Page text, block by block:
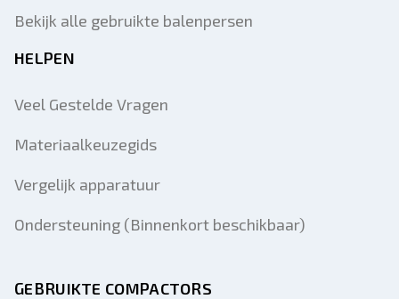
Bekijk alle gebruikte balenpersen
HELPEN
Veel Gestelde Vragen
Materiaalkeuzegids
Vergelijk apparatuur
Ondersteuning (Binnenkort beschikbaar)
GEBRUIKTE COMPACTORS